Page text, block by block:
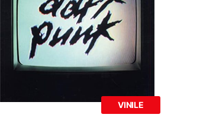
VINILE